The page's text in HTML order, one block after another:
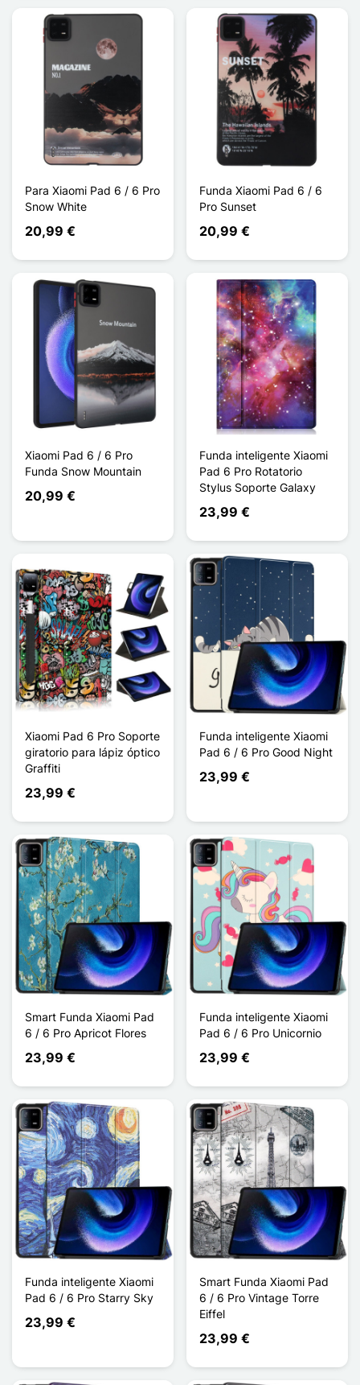
Para Xiaomi Pad 6 / 6 Pro
Snow White
20,99 €
Funda Xiaomi Pad 6 / 6
Pro Sunset
20,99 €
Xiaomi Pad 6 / 6 Pro
Funda Snow Mountain
20,99 €
Funda inteligente Xiaomi
Pad 6 Pro Rotatorio
Stylus Soporte Galaxy
23,99 €
Xiaomi Pad 6 Pro Soporte
giratorio para lápiz óptico
Graffiti
23,99 €
Funda inteligente Xiaomi
Pad 6 / 6 Pro Good Night
23,99 €
Smart Funda Xiaomi Pad
6 / 6 Pro Apricot Flores
23,99 €
Funda inteligente Xiaomi
Pad 6 / 6 Pro Unicornio
23,99 €
Funda inteligente Xiaomi
Pad 6 / 6 Pro Starry Sky
23,99 €
Smart Funda Xiaomi Pad
6 / 6 Pro Vintage Torre
Eiffel
23,99 €